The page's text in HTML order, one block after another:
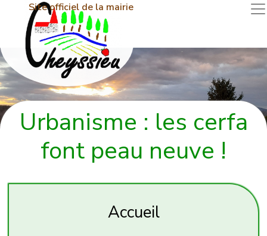
Site officiel de la mairie
Urbanisme : les cerfa
font peau neuve !
Accueil